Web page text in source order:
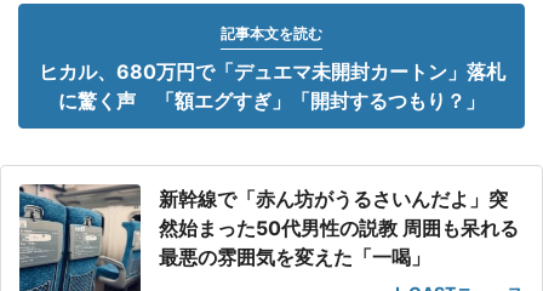
記事本文を読む
ヒカル、680万円で「デュエマ未開封カートン」落札
に驚く声 「額エグすぎ」「開封するつもり？」
新幹線で「赤ん坊がうるさいんだよ」突
然始まった50代男性の説教 周囲も呆れる
最悪の雰囲気を変えた「一喝」